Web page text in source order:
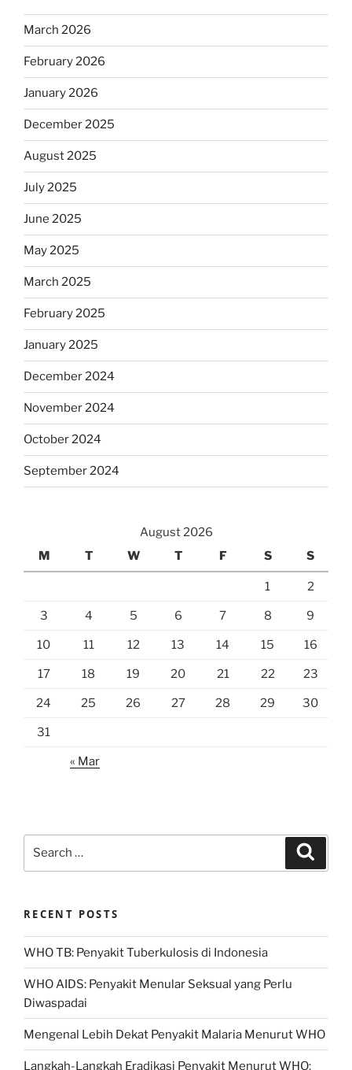
March 2026
February 2026
January 2026
December 2025
August 2025
July 2025
June 2025
May 2025
March 2025
February 2025
January 2025
December 2024
November 2024
October 2024
September 2024
August 2026
M
T W T F S S
1 2
3 4 5 6 7 8 9
10 11 12 13 14 15 16
17 18 19 20 21 22 23
24 25 26 27 28 29 30
31
« Mar
RECENT POSTS
WHO TB: Penyakit Tuberkulosis di Indonesia
WHO AIDS: Penyakit Menular Seksual yang Perlu
Diwaspadai
Mengenal Lebih Dekat Penyakit Malaria Menurut WHO
Langkah-Langkah Eradikasi Penyakit Menurut WHO: